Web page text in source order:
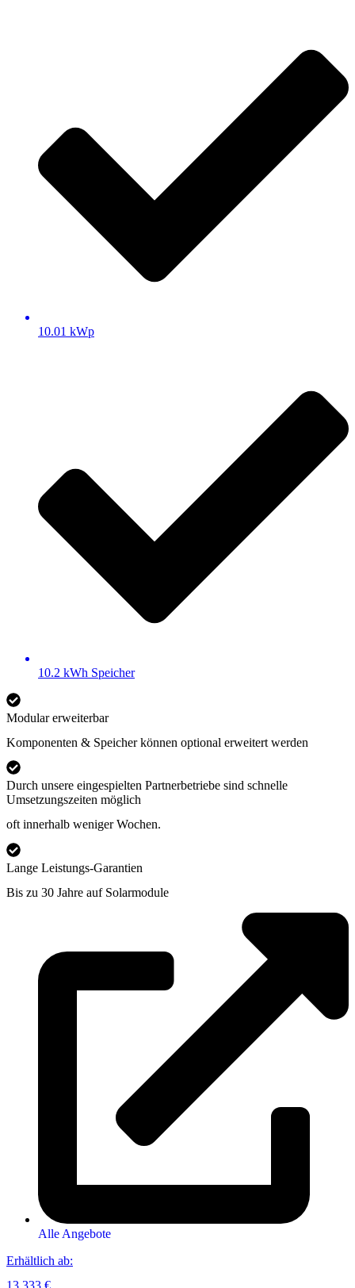
10.01 kWp
10.2 kWh Speicher
Modular erweiterbar
Komponenten & Speicher können optional erweitert werden
Durch unsere eingespielten Partnerbetriebe sind schnelle
Umsetzungszeiten möglich
oft innerhalb weniger Wochen.
Lange Leistungs-Garantien
Bis zu 30 Jahre auf Solarmodule
Alle Angebote
Erhältlich ab: